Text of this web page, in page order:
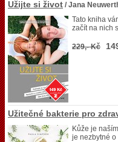
Užijte si život / Jana
Tato kniha
začít na nich
229,- Kč
Užitečné bakterie pro
Kůže je
je nezbytné